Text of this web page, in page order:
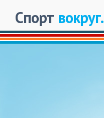
Спорт вокруг.